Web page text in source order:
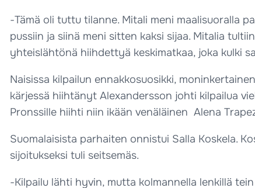
-Tämä oli tuttu tilanne. Mitali meni maalisuoralla
pussiin ja siinä meni sitten kaksi sijaa. Mitalia
yhteislähtönä hiihdettyä keskimatkaa, joka kulki
Naisissa kilpailun ennakkosuosikki,
kärjessä hiihtänyt Alexandersson johti kilpailua
Pronssille hiihti niin ikään venäläinen Alena
Suomalaisista parhaiten onnistui Salla Koskela.
sijoitukseksi tuli seitsemäs.
-Kilpailu lähti hyvin, mutta kolmannella lenkillä